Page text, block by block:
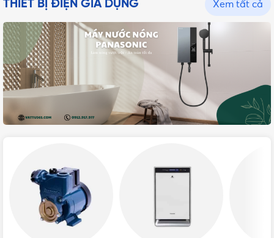
THIẾT BỊ ĐIỆN GIA DỤNG Xem tất cả